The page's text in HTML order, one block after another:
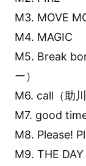
M3. MOVE
M4. MAGIC
M5. Break
ー）
M6. call（助
M7. good
M8. Please!
M9. THE DAY